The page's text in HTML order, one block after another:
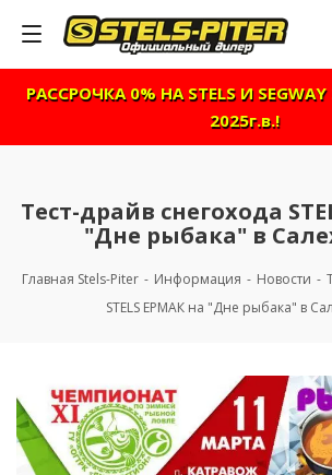
РАССРОЧКА 0% НА STELS И
2025г.в.!
Тест-драйв снегохода
"Дне рыбака" в
Главная Stels-Piter - Информация - Новости -
STELS ЕРМАК на "Дне рыбака" в